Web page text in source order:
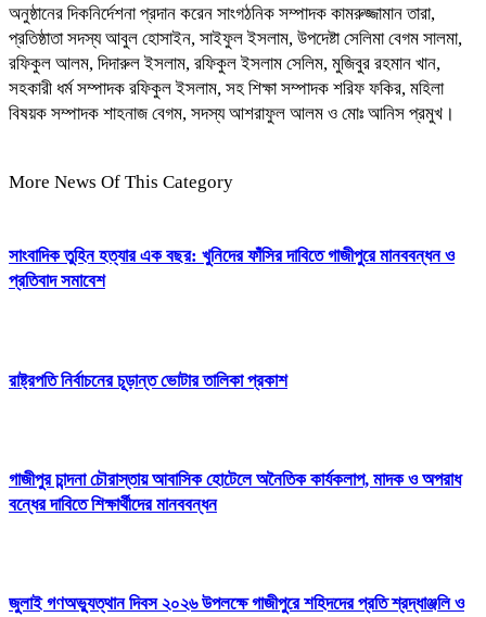
অনুষ্ঠানের দিকনির্দেশনা প্রদান করেন সাংগঠনিক সম্পাদক কামরুজ্জামান তারা,
প্রতিষ্ঠাতা সদস্য আবুল হোসাইন, সাইফুল ইসলাম, উপদেষ্টা সেলিমা বেগম সালমা,
রফিকুল আলম, দিদারুল ইসলাম, রফিকুল ইসলাম সেলিম, মুজিবুর রহমান খান,
সহকারী ধর্ম সম্পাদক রফিকুল ইসলাম, সহ শিক্ষা সম্পাদক শরিফ ফকির, মহিলা
বিষয়ক সম্পাদক শাহনাজ বেগম, সদস্য আশরাফুল আলম ও মোঃ আনিস প্রমুখ।
More News Of This Category
সাংবাদিক তুহিন হত্যার এক বছর: খুনিদের ফাঁসির দাবিতে গাজীপুরে মানববন্ধন ও
প্রতিবাদ সমাবেশ
রাষ্ট্রপতি নির্বাচনের চূড়ান্ত ভোটার তালিকা প্রকাশ
গাজীপুর চান্দনা চৌরাস্তায় আবাসিক হোটেলে অনৈতিক কার্যকলাপ, মাদক ও অপরাধ
বন্ধের দাবিতে শিক্ষার্থীদের মানববন্ধন
জুলাই গণঅভ্যুত্থান দিবস ২০২৬ উপলক্ষে গাজীপুরে শহিদদের প্রতি শ্রদ্ধাঞ্জলি ও